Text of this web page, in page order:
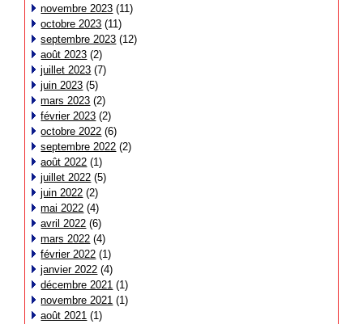
novembre 2023 (11)
octobre 2023 (11)
septembre 2023 (12)
août 2023 (2)
juillet 2023 (7)
juin 2023 (5)
mars 2023 (2)
février 2023 (2)
octobre 2022 (6)
septembre 2022 (2)
août 2022 (1)
juillet 2022 (5)
juin 2022 (2)
mai 2022 (4)
avril 2022 (6)
mars 2022 (4)
février 2022 (1)
janvier 2022 (4)
décembre 2021 (1)
novembre 2021 (1)
août 2021 (1)